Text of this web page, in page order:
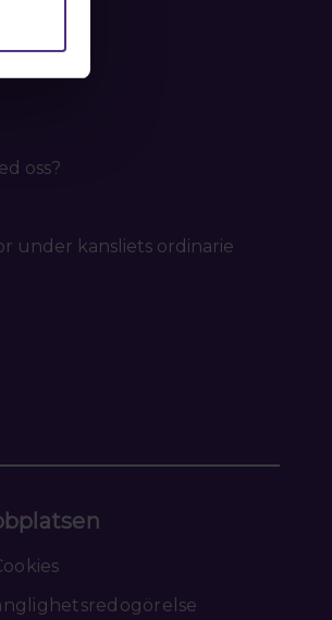
oss?
under kansliets ordinarie